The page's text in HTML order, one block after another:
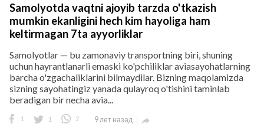
Samolyotda vaqtni ajoyib tarzda o'tkazish
mumkin ekanligini hech kim hayoliga ham
keltirmagan 7ta ayyorliklar
Samolyotlar — bu zamonaviy transportning biri, shuning
uchun hayrantlanarli emaski ko'pchiliklar aviasayohatlarning
barcha o'zgachaliklarini bilmaydilar. Bizning maqolamizda
sizning sayohatingiz yanada qulayroq o'tishini taminlab
beradigan bir necha avia...
1 1 2 9 лет назад 